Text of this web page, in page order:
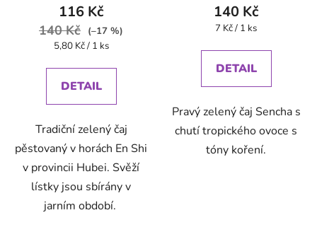
116 Kč
140 Kč
(–17 %)
Měrná
5,80 Kč / 1 ks
DETAIL
Tradiční zelený čaj
pěstovaný v horách En Shi
v provincii Hubei. Svěží
lístky jsou sbírány v
jarním období.
140 Kč
Měrná
7 Kč / 1 ks
DETAIL
Pravý zelený čaj Sencha s
chutí tropického ovoce s
tóny koření.